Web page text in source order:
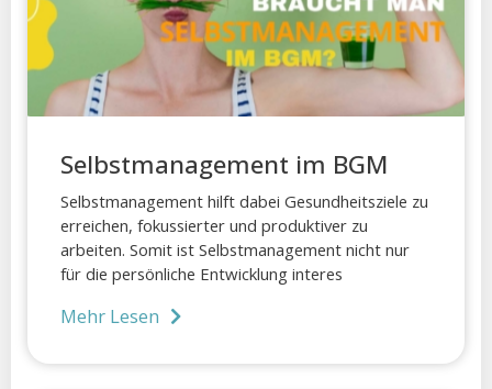
Selbstmanagement im BGM
Selbstmanagement hilft dabei Gesundheitsziele zu
erreichen, fokussierter und produktiver zu
arbeiten. Somit ist Selbstmanagement nicht nur
für die persönliche Entwicklung interes
Mehr Lesen